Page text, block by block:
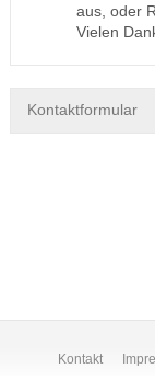
aus, oder
Vielen
Kontaktformular
Kontakt